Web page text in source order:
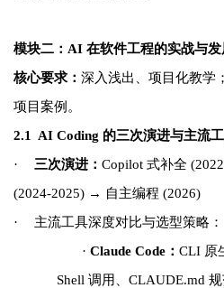
模块二：AI 在软件工程的实战与发
核心要求： 深入浅出、项目化教学
项目案例。
2.1 AI Coding 的三次演进与主流
·
三次演进： Copilot 式补全
(2024-2025) → 自主编程 (2026)
·
主流工具深度对比与选型策略：
· Claude Code： CLI 原
Shell 调用、CLAUDE.md